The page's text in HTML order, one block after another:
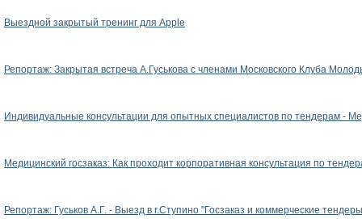
Выездной закрытый тренинг для Apple
Репортаж: Закрытая встреча А.Гуськова с членами Московского Клуба
Индивидуальные консультации для опытных специалистов по тендерам -
Медицинский госзаказ: Как проходит корпоративная консультация по
Репортаж: Гуськов А.Г. - Выезд в г.Ступино "Госзаказ и коммерческие